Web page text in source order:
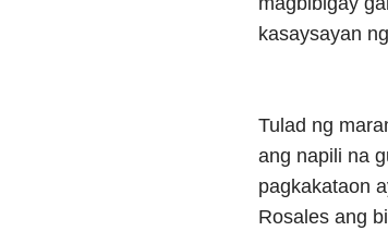
kasaysayan
Tulad ng
ang napili na
pagkakataon
Rosales ang